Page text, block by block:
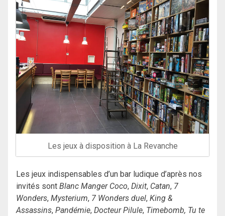
Les jeux à disposition à La Revanche
Les jeux indispensables d’un bar ludique d’après nos
invités sont Blanc Manger Coco, Dixit, Catan, 7
Wonders, Mysterium, 7 Wonders duel, King &
Assassins, Pandémie, Docteur Pilule, Timebomb, Tu te